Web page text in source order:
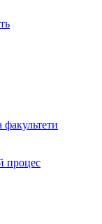
факультети
процес